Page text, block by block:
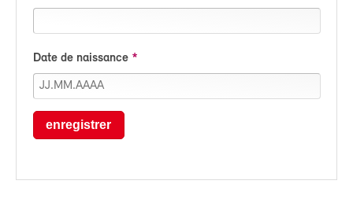
Date de naissance
enregistrer